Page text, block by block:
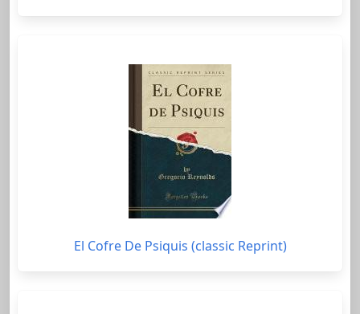
El Cofre De Psiquis (classic Reprint)